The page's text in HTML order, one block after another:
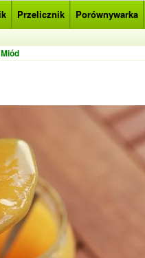
Przelicznik Porównywarka
Miód